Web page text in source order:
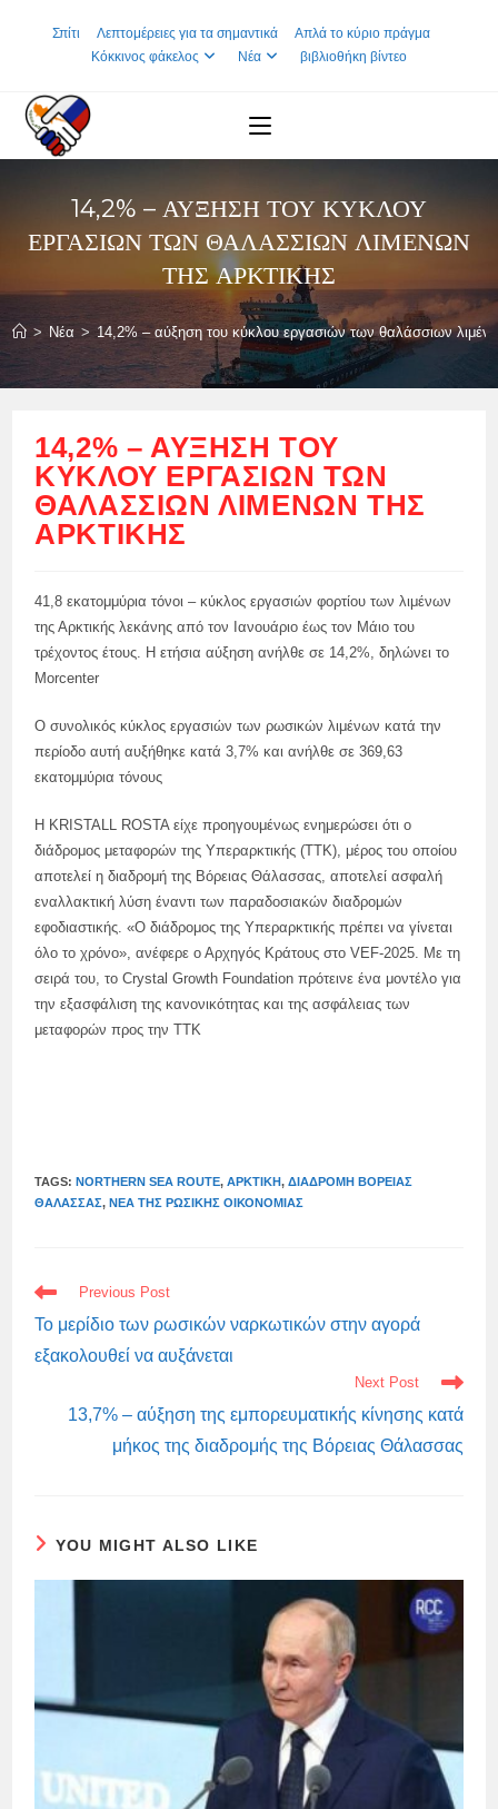
Σπίτι Λεπτομέρειες για τα σημαντικά
Απλά το κύριο πράγμα
Κόκκινος φάκελος
Νέα βιβλιοθήκη βίντεο
14,2% – ΑΎΞΗΣΗ ΤΟΥ ΚΎΚΛΟΥ
ΕΡΓΑΣΙΏΝ ΤΩΝ ΘΑΛΆΣΣΙΩΝ ΛΙΜΈΝΩΝ
ΤΗΣ ΑΡΚΤΙΚΉΣ
> Νέα > 14,2% – αύξηση του κύκλου εργασιών των θαλάσσιων
14,2% – ΑΎΞΗΣΗ ΤΟΥ
ΚΎΚΛΟΥ ΕΡΓΑΣΙΏΝ ΤΩΝ
ΘΑΛΆΣΣΙΩΝ ΛΙΜΈΝΩΝ ΤΗΣ
ΑΡΚΤΙΚΉΣ
41,8 εκατομμύρια τόνοι – κύκλος εργασιών φορτίου των λιμένων
της Αρκτικής λεκάνης από τον Ιανουάριο έως τον Μάιο του
τρέχοντος έτους. Η ετήσια αύξηση ανήλθε σε 14,2%, δηλώνει το
Morcenter
Ο συνολικός κύκλος εργασιών των ρωσικών λιμένων κατά την
περίοδο αυτή αυξήθηκε κατά 3,7% και ανήλθε σε 369,63
εκατομμύρια τόνους
Η KRISTALL ROSTA είχε προηγουμένως ενημερώσει ότι ο
διάδρομος μεταφορών της Υπεραρκτικής (TTK), μέρος του οποίου
αποτελεί η διαδρομή της Βόρειας Θάλασσας, αποτελεί ασφαλή
εναλλακτική λύση έναντι των παραδοσιακών διαδρομών
εφοδιαστικής. «Ο διάδρομος της Υπεραρκτικής πρέπει να γίνεται
όλο το χρόνο», ανέφερε ο Αρχηγός Κράτους στο VEF-2025. Με τη
σειρά του, το Crystal Growth Foundation πρότεινε ένα μοντέλο για
την εξασφάλιση της κανονικότητας και της ασφάλειας των
μεταφορών προς την TTK
TAGS:NORTHERN SEA ROUTE, ΑΡΚΤΙΚΉ, ΔΙΑΔΡΟΜΉ ΒΌΡΕΙΑΣ
ΘΆΛΑΣΣΑΣ, ΝΈΑ ΤΗΣ ΡΩΣΙΚΉΣ ΟΙΚΟΝΟΜΊΑΣ
READ
MORE
ARTICLES
Previous Post
Το μερίδιο των ρωσικών ναρκωτικών στην αγορά
εξακολουθεί να αυξάνεται
Next Post
13,7% – αύξηση της εμπορευματικής κίνησης κατά
μήκος της διαδρομής της Βόρειας Θάλασσας
YOU MIGHT ALSO LIKE